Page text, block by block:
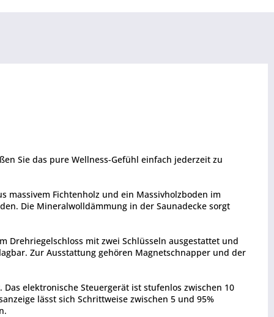
Sie das pure Wellness-Gefühl einfach jederzeit zu
massivem Fichtenholz und ein Massivholzboden im
Die Mineralwolldämmung in der Saunadecke sorgt
Drehriegelschloss mit zwei Schlüsseln ausgestattet und
Zur Ausstattung gehören Magnetschnapper und der
elektronische Steuergerät ist stufenlos zwischen 10
lässt sich Schrittweise zwischen 5 und 95%